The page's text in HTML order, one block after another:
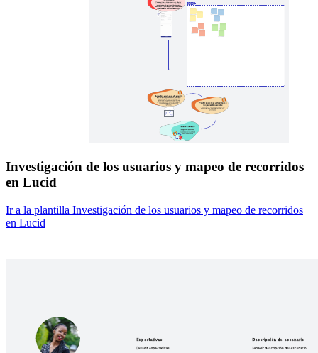
Investigación de los usuarios y mapeo de recorridos
en Lucid
Ir a la plantilla Investigación de los usuarios y mapeo de recorridos
en Lucid